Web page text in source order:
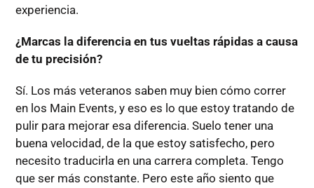
experiencia.
¿Marcas la diferencia en tus vueltas rápidas a causa
de tu precisión?
Sí. Los más veteranos saben muy bien cómo correr
en los Main Events, y eso es lo que estoy tratando de
pulir para mejorar esa diferencia. Suelo tener una
buena velocidad, de la que estoy satisfecho, pero
necesito traducirla en una carrera completa. Tengo
que ser más constante. Pero este año siento que